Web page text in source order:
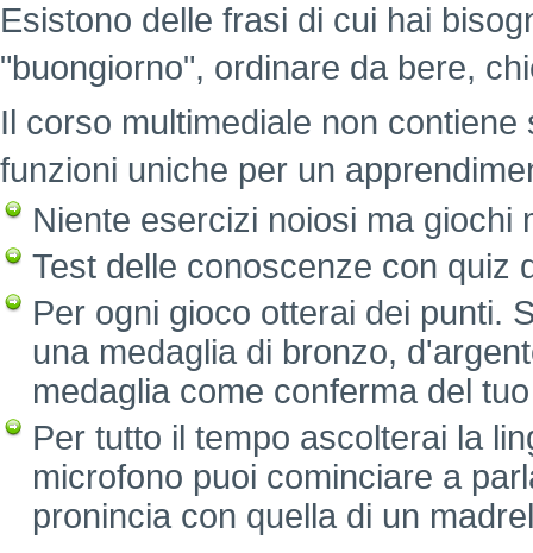
Esistono delle frasi di cui hai
"buongiorno", ordinare da bere,
Il corso multimediale non
funzioni uniche per un
Niente esercizi noiosi ma giochi
Test delle conoscenze con quiz
Per ogni gioco otterai dei punti.
una medaglia di bronzo,
medaglia come conferma del
Per tutto il tempo ascolterai la
microfono puoi cominciare a
pronincia con quella di un